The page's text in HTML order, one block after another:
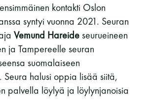
kontakti Oslon
syntyi vuonna 2021. Seuran
Vemund Hareide seurueineen
ja Tampereelle seuran
suomalaiseen
Seura halusi oppia lisää siitä,
palvella löylyä ja löylynjanoisia